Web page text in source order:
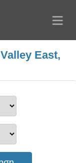
East,